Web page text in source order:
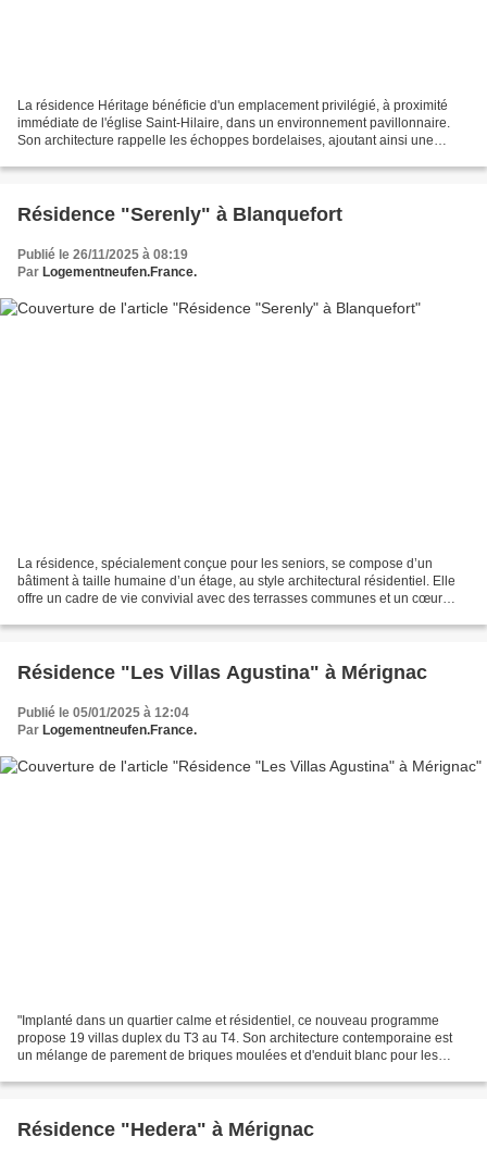
La résidence Héritage bénéficie d'un emplacement privilégié, à proximité
immédiate de l'église Saint-Hilaire, dans un environnement pavillonnaire.
Son architecture rappelle les échoppes bordelaises, ajoutant ainsi une
Résidence "Serenly" à Blanquefort
Publié le 26/11/2025 à 08:19
Par Logementneufen.France.
La résidence, spécialement conçue pour les seniors, se compose d’un
bâtiment à taille humaine d’un étage, au style architectural résidentiel. Elle
offre un cadre de vie convivial avec des terrasses communes et un cœur
Résidence "Les Villas Agustina" à Mérignac
Publié le 05/01/2025 à 12:04
Par Logementneufen.France.
"Implanté dans un quartier calme et résidentiel, ce nouveau programme
propose 19 villas duplex du T3 au T4. Son architecture contemporaine est
un mélange de parement de briques moulées et d'enduit blanc pour les
Résidence "Hedera" à Mérignac